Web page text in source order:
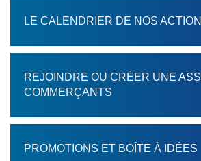
LE CALENDRIER DE NOS
REJOINDRE OU CRÉER UNE
COMMERÇANTS
PROMOTIONS ET BOÎTE À IDÉES